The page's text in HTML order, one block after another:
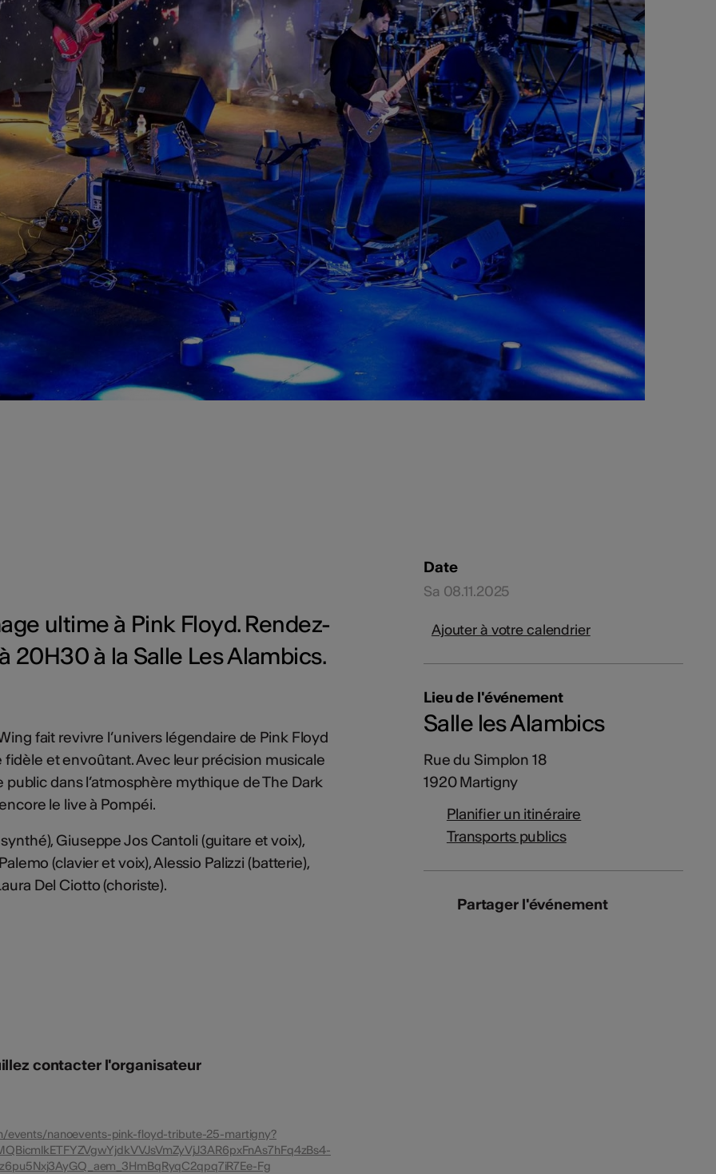
ultime à Pink Floyd. Rendez-
20H30 à la Salle Les Alambics.
fait revivre l’univers légendaire de Pink Floyd
et envoûtant. Avec leur précision musicale
dans l’atmosphère mythique de The Dark
le live à Pompéi.
Giuseppe Jos Cantoli (guitare et voix),
(clavier et voix), Alessio Palizzi (batterie),
Del Ciotto (choriste).
contacter l'organisateur
events/nanoevents-pink-floyd-tribute-25-martigny?
Fg
Date
Sa 08.11.2025
Ajouter à votre calendrier
Lieu de l'événement
Salle les Alambics
Rue du Simplon 18
1920 Martigny
Planifier un itinéraire
Transports publics
Partager l'événement